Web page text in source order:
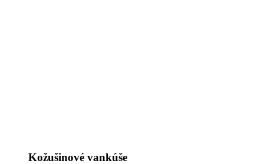
Kožušinové vankúše